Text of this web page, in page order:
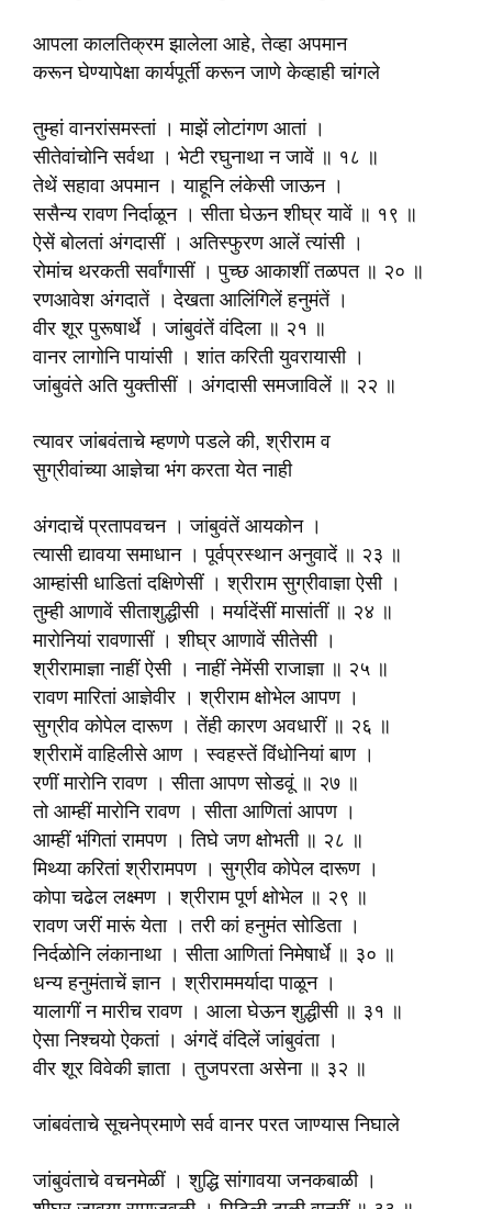
आपला कालतिक्रम झालेला आहे, तेव्हा अपमान
करून घेण्यापेक्षा कार्यपूर्ती करून जाणे केव्हाही चांगले
तुम्हां वानरांसमस्तां । माझें लोटांगण आतां ।
सीतेवांचोनि सर्वथा । भेटी रघुनाथा न जावें ॥ १८ ॥
तेथें सहावा अपमान । याहूनि लंकेसी जाऊन ।
ससैन्य रावण निर्दाळून । सीता घेऊन शीघ्र यावें ॥ १९ ॥
ऐसें बोलतां अंगदासीं । अतिस्फुरण आलें त्यांसी ।
रोमांच थरकती सर्वांगासीं । पुच्छ आकाशीं तळपत ॥ २० ॥
रणआवेश अंगदातें । देखता आलिंगिलें हनुमंतें ।
वीर शूर पुरूषार्थे । जांबुवंतें वंदिला ॥ २१ ॥
वानर लागोनि पायांसी । शांत करिती युवरायासी ।
जांबुवंते अति युक्तीसीं । अंगदासी समजाविलें ॥ २२ ॥
त्यावर जांबवंताचे म्हणणे पडले की, श्रीराम व
सुग्रीवांच्या आज्ञेचा भंग करता येत नाही
अंगदाचें प्रतापवचन । जांबुवंतें आयकोन ।
त्यासी द्यावया समाधान । पूर्वप्रस्थान अनुवादें ॥ २३ ॥
आम्हांसी धाडितां दक्षिणेसीं । श्रीराम सुग्रीवाज्ञा ऐसी ।
तुम्ही आणावें सीताशुद्धीसी । मर्यादेंसीं मासांतीं ॥ २४ ॥
मारोनियां रावणासीं । शीघ्र आणावें सीतेसी ।
श्रीरामाज्ञा नाहीं ऐसी । नाहीं नेमेंसी राजाज्ञा ॥ २५ ॥
रावण मारितां आज्ञेवीर । श्रीराम क्षोभेल आपण ।
सुग्रीव कोपेल दारूण । तेंही कारण अवधारीं ॥ २६ ॥
श्रीरामें वाहिलीसे आण । स्वहस्तें विंधोनियां बाण ।
रणीं मारोनि रावण । सीता आपण सोडवूं ॥ २७ ॥
तो आम्हीं मारोनि रावण । सीता आणितां आपण ।
आम्हीं भंगितां रामपण । तिघे जण क्षोभती ॥ २८ ॥
मिथ्या करितां श्रीरामपण । सुग्रीव कोपेल दारूण ।
कोपा चढेल लक्ष्मण । श्रीराम पूर्ण क्षोभेल ॥ २९ ॥
रावण जरीं मारूं येता । तरी कां हनुमंत सोडिता ।
निर्दळोनि लंकानाथा । सीता आणितां निमेषार्धे ॥ ३० ॥
धन्य हनुमंताचें ज्ञान । श्रीराममर्यादा पाळून ।
यालागीं न मारीच रावण । आला घेऊन शुद्धीसी ॥ ३१ ॥
ऐसा निश्चयो ऐकतां । अंगदें वंदिलें जांबुवंता ।
वीर शूर विवेकी ज्ञाता । तुजपरता असेना ॥ ३२ ॥
जांबवंताचे सूचनेप्रमाणे सर्व वानर परत जाण्यास निघाले
जांबुवंताचे वचनमेळीं । शुद्धि सांगावया जनकबाळी ।